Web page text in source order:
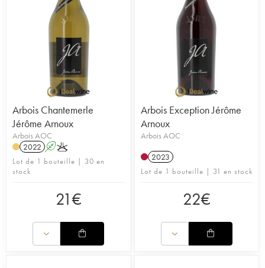
Arbois Chantemerle
Jérôme Arnoux
Arbois AOC
2022 AK
Lot de 1 bouteille | 30 en
stock
21€
Arbois Exception Jérôme
Arnoux
Arbois AOC
2023
Lot de 1 bouteille | 31 en stock
22€